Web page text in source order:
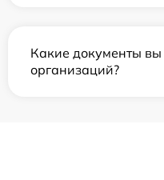
Какие документы
организаций?